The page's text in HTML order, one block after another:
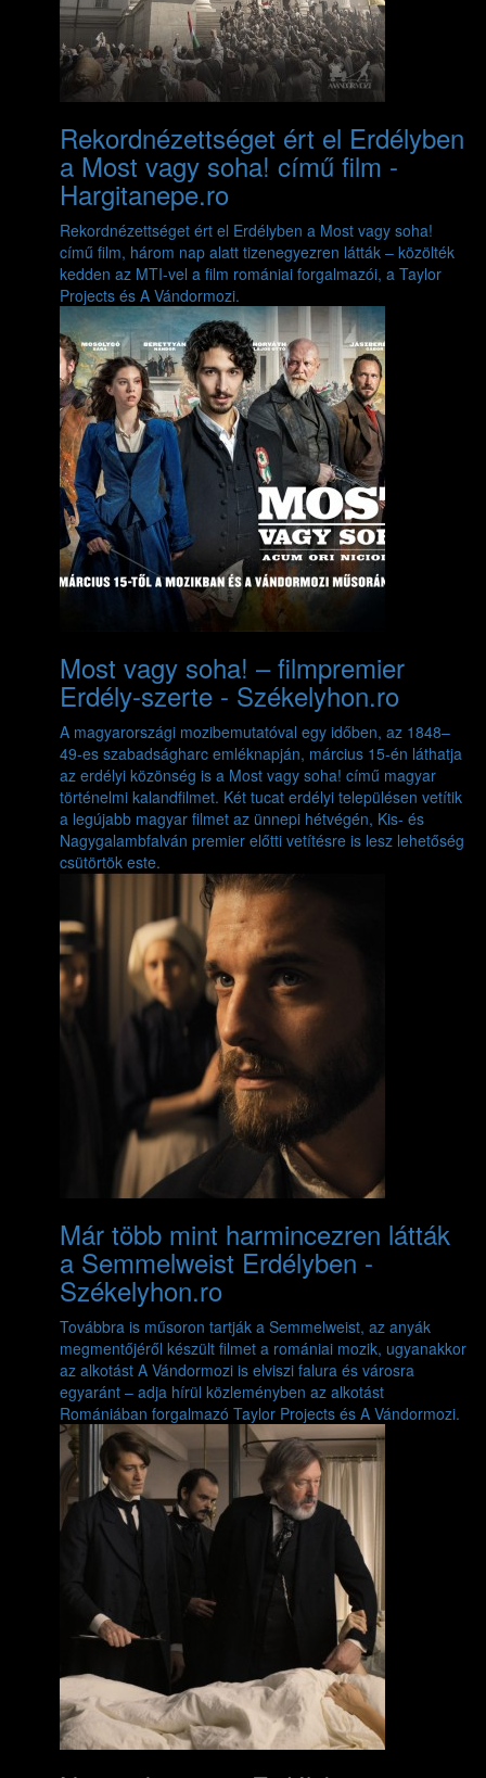
Rekordnézettséget ért el Erdélyben
a Most vagy soha! című film -
Hargitanepe.ro
Rekordnézettséget ért el Erdélyben a Most vagy soha!
című film, három nap alatt tizenegyezren látták – közölték
kedden az MTI-vel a film romániai forgalmazói, a Taylor
Projects és A Vándormozi.
Most vagy soha! – filmpremier
Erdély-szerte - Székelyhon.ro
A magyarországi mozibemutatóval egy időben, az 1848–
49-es szabadságharc emléknapján, március 15-én láthatja
az erdélyi közönség is a Most vagy soha! című magyar
történelmi kalandfilmet. Két tucat erdélyi településen vetítik
a legújabb magyar filmet az ünnepi hétvégén, Kis- és
Nagygalambfalván premier előtti vetítésre is lesz lehetőség
csütörtök este.
Már több mint harmincezren látták
a Semmelweist Erdélyben -
Székelyhon.ro
Továbbra is műsoron tartják a Semmelweist, az anyák
megmentőjéről készült filmet a romániai mozik, ugyanakkor
az alkotást A Vándormozi is elviszi falura és városra
egyaránt – adja hírül közleményben az alkotást
Romániában forgalmazó Taylor Projects és A Vándormozi.